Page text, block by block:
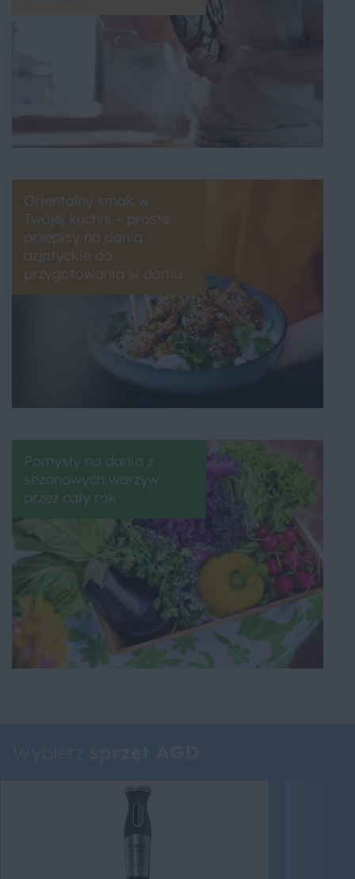
Orientalny smak w
Twojej kuchni – proste
przepisy na dania
azjatyckie do
przygotowania w domu
Pomysły na dania z
sezonowych warzyw
przez cały rok